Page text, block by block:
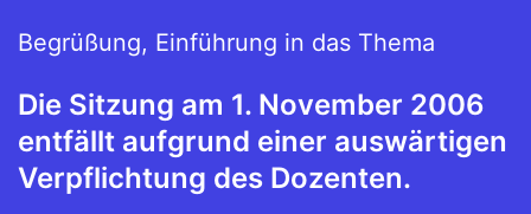
Begrüßung, Einführung in das Thema
Die Sitzung am 1. November 2006
entfällt aufgrund einer auswärtigen
Verpflichtung des Dozenten.